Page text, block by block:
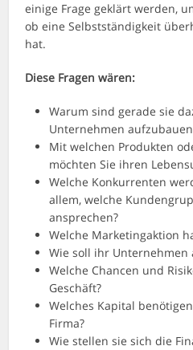
einige Frage geklärt werden,
ob eine Selbstständigkeit
hat.
Diese Fragen wären:
Warum sind gerade sie
Unternehmen
Mit welchen Produkten
möchten Sie ihren
Welche Konkurrenten
allem, welche
ansprechen?
Welche Marketingaktion
Wie soll ihr Unternehmen
Welche Chancen und
Geschäft?
Welches Kapital
Firma?
Wie stellen sie sich die